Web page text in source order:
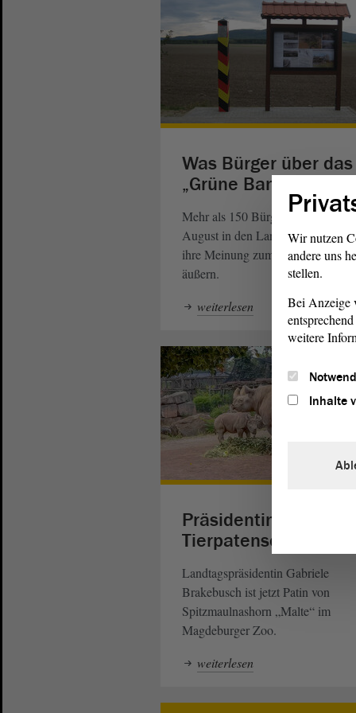
Was Bürger über das
„Grüne Band“ denken
Mehr als 150 Bürger waren Mitte
August in den Landtag
ihre Meinung zum „Grünen
äußern.
weiterlesen
Präsidentin
Tierpatenschaft im
Landtagspräsidentin Gabriele
Brakebusch ist jetzt Patin von
Spitzmaulnashorn „Malte“ im
Magdeburger Zoo.
weiterlesen
Wir nutzen
andere uns
stellen.
Bei Anzeige
weitere
Inhalte